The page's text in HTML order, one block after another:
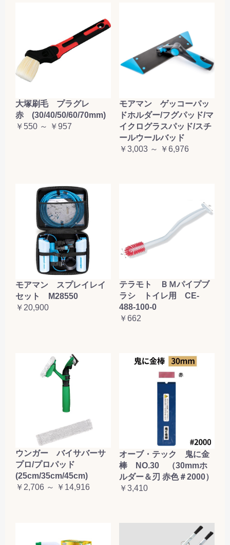
大塚刷毛 プラグレ
赤 (30/40/50/60/70mm)
￥550 ～ ￥957
モアマン ゲッコーパッ
ドホルダー/フグパッド/マ
イクログラスパッド/スチ
ールウールバッド
￥3,003 ～ ￥6,976
モアマン スプレイレイ
セット M28550
￥20,900
テラモト ＢＭパイプブ
ラシ トイレ用 CE-
488-100-0
￥662
ウンガー バイサバーサ
プロ/プロパッド
(25cm/35cm/45cm)
￥2,706 ～ ￥14,916
オーブ・テック 鬼に金
棒 NO.30 （30mmホ
ルダー＆刃 赤色＃2000）
￥3,410